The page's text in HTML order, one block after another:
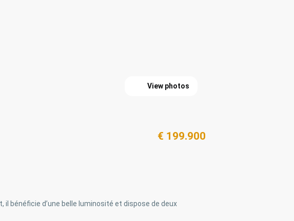
View photos
€ 199.900
bénéficie d’une belle luminosité et dispose de deux